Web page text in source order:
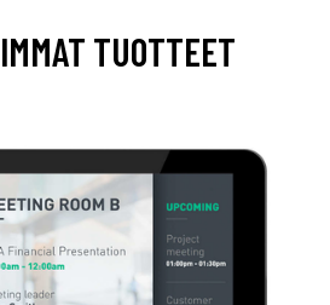
TUOTTEET